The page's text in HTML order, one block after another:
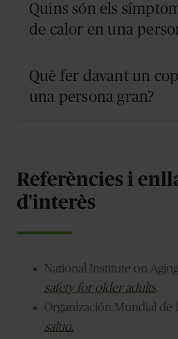
vulnerables a la calor: els costa
regular la temperatura, i les
evitar les hores de més calor i
fresc.
Quins són els
de calor en una
molt elevada, la pell calenta i
debilitat o somnolència, els
Què fer davant un
una persona gran?
pèrdua de consciència o
general, s'ha de sol·licitar
Referències i
d'interès
National Institute on
safety for older adults.
Organización Mundial de
salud.